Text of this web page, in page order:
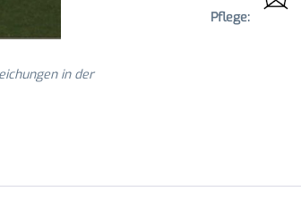
in der
Pflege: